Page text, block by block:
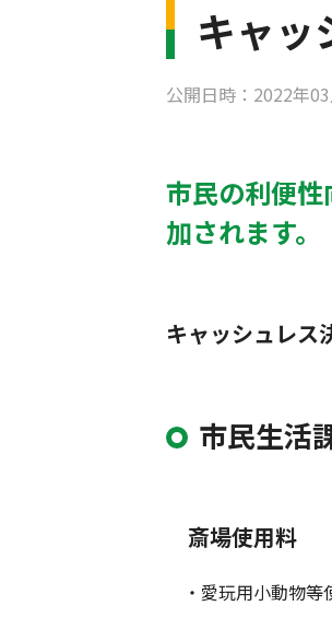
キャッ
公開日時：2022年
市民の利便
加されます。
キャッシュレス
市民生活
斎場使用料
・愛玩用小動物等